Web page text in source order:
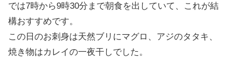
では7時から9時30分まで朝食を出していて、これが結
構おすすめです。
この日のお刺身は天然ブリにマグロ、アジのタタキ、
焼き物はカレイの一夜干しでした。